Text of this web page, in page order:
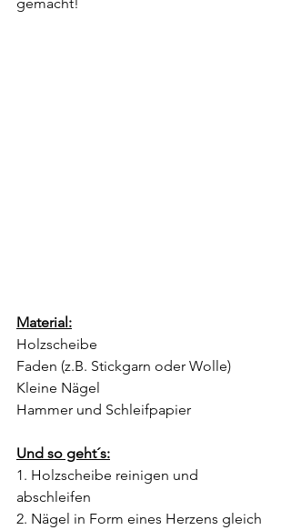
Material:
Holzscheibe
Faden (z.B. Stickgarn oder Wolle)
Kleine Nägel
Hammer und Schleifpapier
Und so geht´s:
1. Holzscheibe reinigen und
abschleifen
2. Nägel in Form eines Herzens gleich